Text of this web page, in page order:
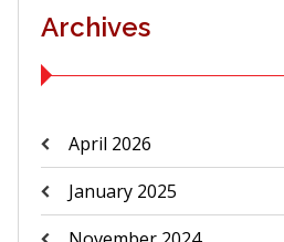
Archives
April 2026
January 2025